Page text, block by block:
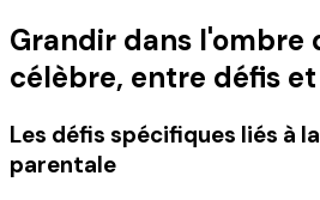
Grandir dans l'ombre
célèbre, entre défis
Les défis spécifiques liés à
parentale